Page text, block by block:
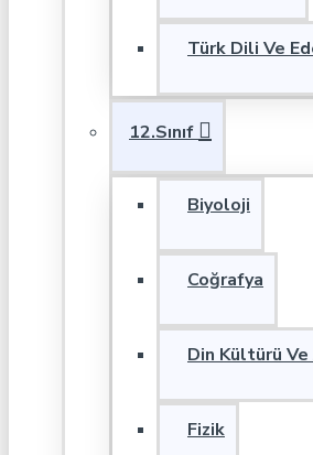
Türk Dili Ve
12.Sınıf
Biyoloji
Coğrafya
Din Kültürü
Fizik